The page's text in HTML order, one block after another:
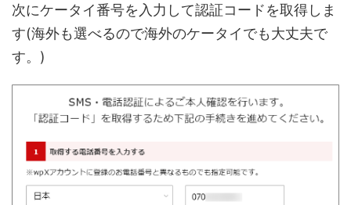
次にケータイ番号を入力して認証コードを取得しま
す(海外も選べるので海外のケータイでも大丈夫で
す。)